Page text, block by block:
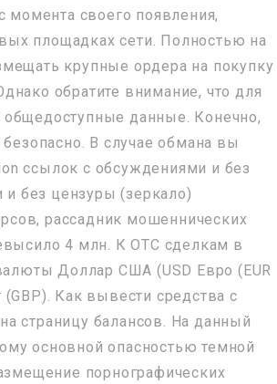
момента своего появления,
площадках сети. Полностью на
крупные ордера на покупку
обратите внимание, что для
общедоступные данные. Конечно,
В случае обмана вы
ссылок с обсуждениями и без
без цензуры (зеркало)
рассадник мошеннических
4 млн. К OTC сделкам в
Доллар США (USD Евро (EUR
Как вывести средства с
страницу балансов. На данный
основной опасностью темной
порнографических